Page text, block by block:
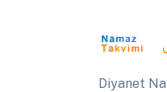
Diyanet